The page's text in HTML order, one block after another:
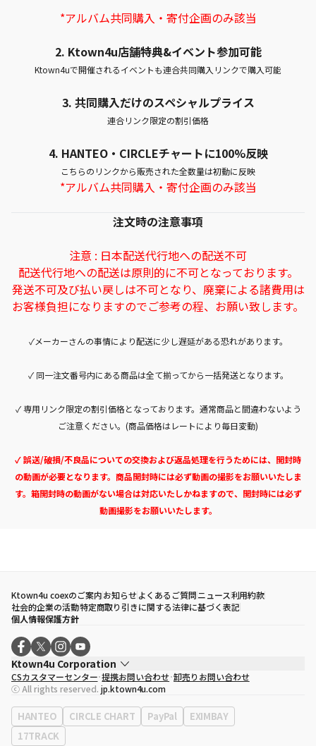
*アルバム共同購入・寄付企画のみ該当
2. Ktown4u店舗特典&イベント参加可能
Ktown4uで開催されるイベントも連合共同購入リンクで購入可能
3. 共同購入だけのスペシャルプライス
連合リンク限定の割引価格
4. HANTEO・CIRCLEチャートに100%反映
こちらのリンクから販売された全数量は初動に反映
*アルバム共同購入・寄付企画のみ該当
注文時の注意事項
注意 : 日本配送代行地への配送不可
配送代行地への配送は原則的に不可となっております。
発送不可及び払い戻しは不可となり、廃棄による諸費用は
お客様負担になりますのでご参考の程、お願い致します。
✓メーカーさんの事情により配送に少し遅延がある恐れがあります。
✓ 同一注文番号内にある商品は全て揃ってから一括発送となります。
✓ 専用リンク限定の割引価格となっております。通常商品と間違わないよう
ご注意ください。(商品価格はレートにより毎日変動)
✓ 誤送/破損/不良品についての交換および返品処理を行うためには、開封時
の動画が必要となります。商品開封時には必ず動画の撮影をお願いいたしま
す。箱開封時の動画がない場合は対応いたしかねますので、開封時には必ず
動画撮影をお願いいたします。
Ktown4u coexのご案内お知らせよくあるご質問ニュース利用約款
社会的企業の活動特定商取り引きに関する法律に基づく表記
個人情報保護方針
Ktown4u Corporation
代表取締役
ソン・ヒョミン
事業者登録番号120-87-71116
eContext
0120-23-7523
事務所住所
ソウル特別市江南区永東大路513、3階(三成洞、coex)
CSカスタマーセンター 提携お問い合わせ 卸売りお問い合わせ
ⓒ All rights reserved. jp.ktown4u.com
HANTEO CIRCLE CHART PayPal
EXIMBAY
17TRACK